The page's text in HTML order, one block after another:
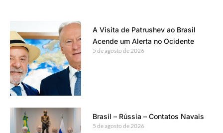
A Visita de Patrushev ao Brasil
Acende um Alerta no Ocidente
5 de agosto de 2026
Brasil – Rússia – Contatos Navais
5 de agosto de 2026